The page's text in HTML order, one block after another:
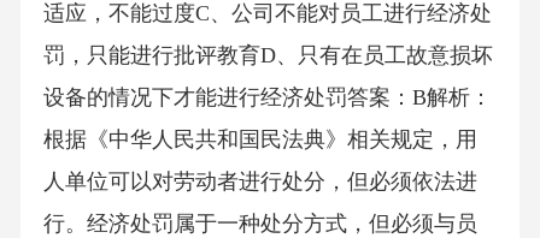
适应，不能过度C、公司不能对员工进行经济处
罚，只能进行批评教育D、只有在员工故意损坏
设备的情况下才能进行经济处罚答案：B解析：
根据《中华人民共和国民法典》相关规定，用
人单位可以对劳动者进行处分，但必须依法进
行。经济处罚属于一种处分方式，但必须与员